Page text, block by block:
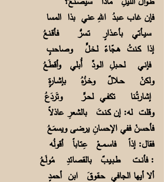
فإن غاب عـبـدُ اللهِ عني بذا المسا
سيــأتي بأعــذارٍ تـسرُّ فـأقـنعُ
إذا كـنتُ هـجّاءً لـخـلٍّ وصاحبٍ
فإنـي لحــبلِ الــودِّ أُبلي وأقطَعُ
ولكنْ حــلالٌ وخــزُهُ بإشــارةٍ
إشارتُــنا تكفــي لحــرٍّ وتَردَعُ
وقلت له: إن كـنـتَ بالشعرِ عاذلاً
فأحسنْ ففي الإحسانِ يرضى ويسمَعُ
فقال: إذاً فاســمـعْ عِتـاباً أقولُه
فأنــت طـبـيـبٌ بالقصائدِ مُولَعُ:
ألا أيها الجافي حـقـوقَ ابن أحمدٍ